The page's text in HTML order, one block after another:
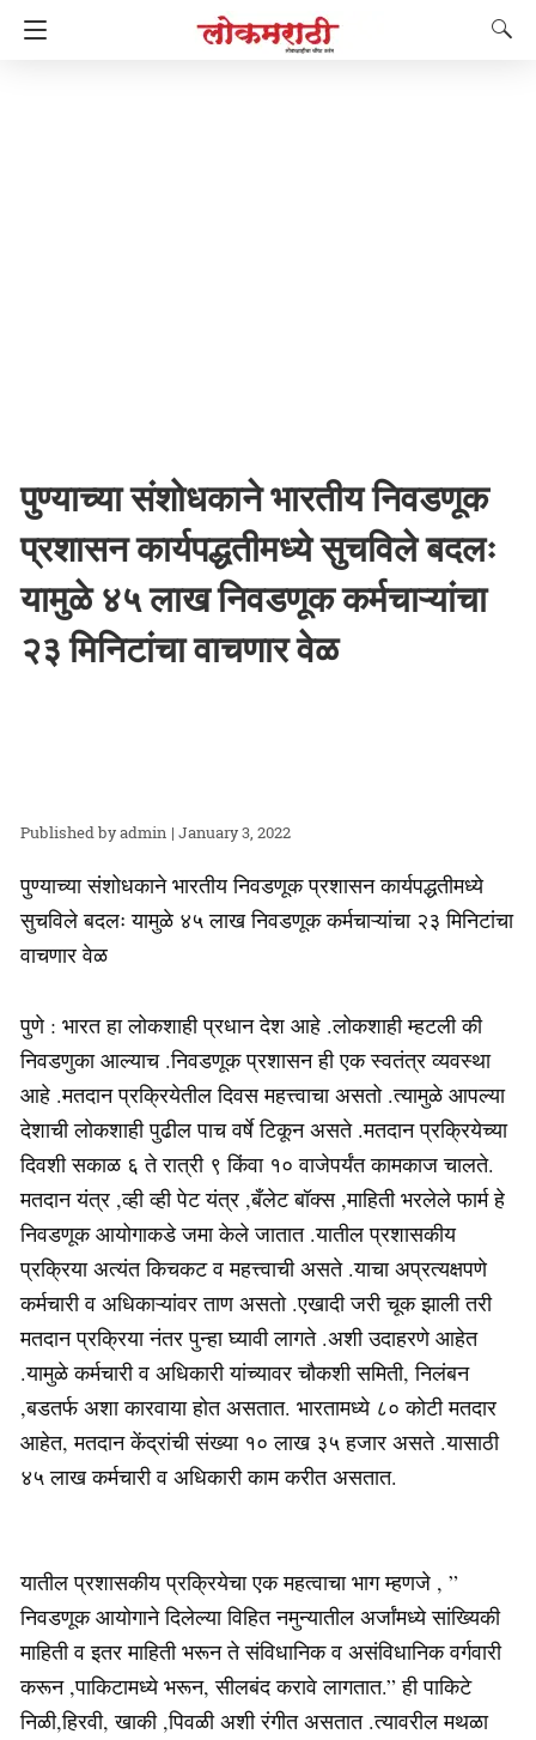
पुण्याच्या संशोधकाने भारतीय निवडणूक
प्रशासन कार्यपद्धतीमध्ये सुचविले बदलः
यामुळे ४५ लाख निवडणूक कर्मचाऱ्यांचा
२३ मिनिटांचा वाचणार वेळ
admin | January 3, 2022
पुण्याच्या संशोधकाने भारतीय निवडणूक प्रशासन कार्यपद्धतीमध्ये
सुचविले बदलः यामुळे ४५ लाख निवडणूक कर्मचाऱ्यांचा २३ मिनिटांचा
वाचणार वेळ
पुणे : भारत हा लोकशाही प्रधान देश आहे .लोकशाही म्हटली की
निवडणुका आल्याच .निवडणूक प्रशासन ही एक स्वतंत्र व्यवस्था
आहे .मतदान प्रक्रियेतील दिवस महत्त्वाचा असतो .त्यामुळे आपल्या
देशाची लोकशाही पुढील पाच वर्षे टिकून असते .मतदान प्रक्रियेच्या
दिवशी सकाळ ६ ते रात्री ९ किंवा १० वाजेपर्यंत कामकाज चालते.
मतदान यंत्र ,व्ही व्ही पेट यंत्र ,बँलेट बॉक्स ,माहिती भरलेले फार्म हे
निवडणूक आयोगाकडे जमा केले जातात .यातील प्रशासकीय
प्रक्रिया अत्यंत किचकट व महत्त्वाची असते .याचा अप्रत्यक्षपणे
कर्मचारी व अधिकाऱ्यांवर ताण असतो .एखादी जरी चूक झाली तरी
मतदान प्रक्रिया नंतर पुन्हा घ्यावी लागते .अशी उदाहरणे आहेत
.यामुळे कर्मचारी व अधिकारी यांच्यावर चौकशी समिती, निलंबन
,बडतर्फ अशा कारवाया होत असतात. भारतामध्ये ८० कोटी मतदार
आहेत, मतदान केंद्रांची संख्या १० लाख ३५ हजार असते .यासाठी
४५ लाख कर्मचारी व अधिकारी काम करीत असतात.
यातील प्रशासकीय प्रक्रियेचा एक महत्वाचा भाग म्हणजे , ”
निवडणूक आयोगाने दिलेल्या विहित नमुन्यातील अर्जांमध्ये सांख्यिकी
माहिती व इतर माहिती भरून ते संविधानिक व असंविधानिक वर्गवारी
करून ,पाकिटामध्ये भरून, सीलबंद करावे लागतात.” ही पाकिटे
निळी,हिरवी, खाकी ,पिवळी अशी रंगीत असतात .त्यावरील मथळा